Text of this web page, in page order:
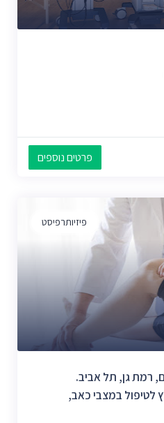
פרטים נוספים
פיזיותרפיסט
רמת גן, תל אביב.
לטיפול במצבי כאב,